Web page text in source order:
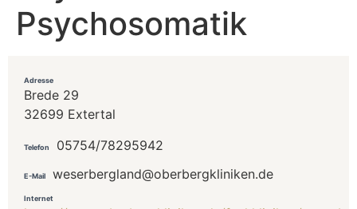
Psychosomatik
Adresse
Brede 29
32699 Extertal
Telefon 05754/78295942
E-Mail weserbergland@oberbergkliniken.de
Internet